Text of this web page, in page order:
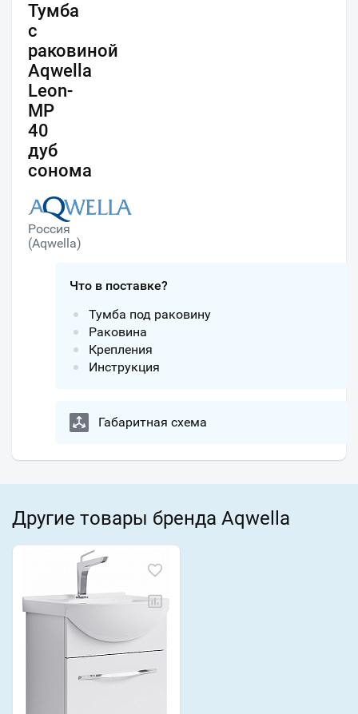
Тумба
с
раковиной
Aqwella
Leon-
MP
40
дуб
сонома
Россия
(Aqwella)
Что в поставке?
Тумба под раковину
Раковина
Крепления
Инструкция
Габаритная схема
Другие товары бренда Aqwella